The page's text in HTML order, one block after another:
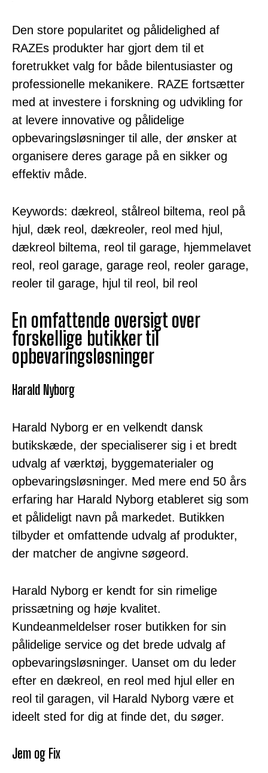
Den store popularitet og pålidelighed af
RAZEs produkter har gjort dem til et
foretrukket valg for både bilentusiaster og
professionelle mekanikere. RAZE fortsætter
med at investere i forskning og udvikling for
at levere innovative og pålidelige
opbevaringsløsninger til alle, der ønsker at
organisere deres garage på en sikker og
effektiv måde.
Keywords: dækreol, stålreol biltema, reol på
hjul, dæk reol, dækreoler, reol med hjul,
dækreol biltema, reol til garage, hjemmelavet
reol, reol garage, garage reol, reoler garage,
reoler til garage, hjul til reol, bil reol
En omfattende oversigt over
forskellige butikker til
opbevaringsløsninger
Harald Nyborg
Harald Nyborg er en velkendt dansk
butikskæde, der specialiserer sig i et bredt
udvalg af værktøj, byggematerialer og
opbevaringsløsninger. Med mere end 50 års
erfaring har Harald Nyborg etableret sig som
et pålideligt navn på markedet. Butikken
tilbyder et omfattende udvalg af produkter,
der matcher de angivne søgeord.
Harald Nyborg er kendt for sin rimelige
prissætning og høje kvalitet.
Kundeanmeldelser roser butikken for sin
pålidelige service og det brede udvalg af
opbevaringsløsninger. Uanset om du leder
efter en dækreol, en reol med hjul eller en
reol til garagen, vil Harald Nyborg være et
ideelt sted for dig at finde det, du søger.
Jem og Fix